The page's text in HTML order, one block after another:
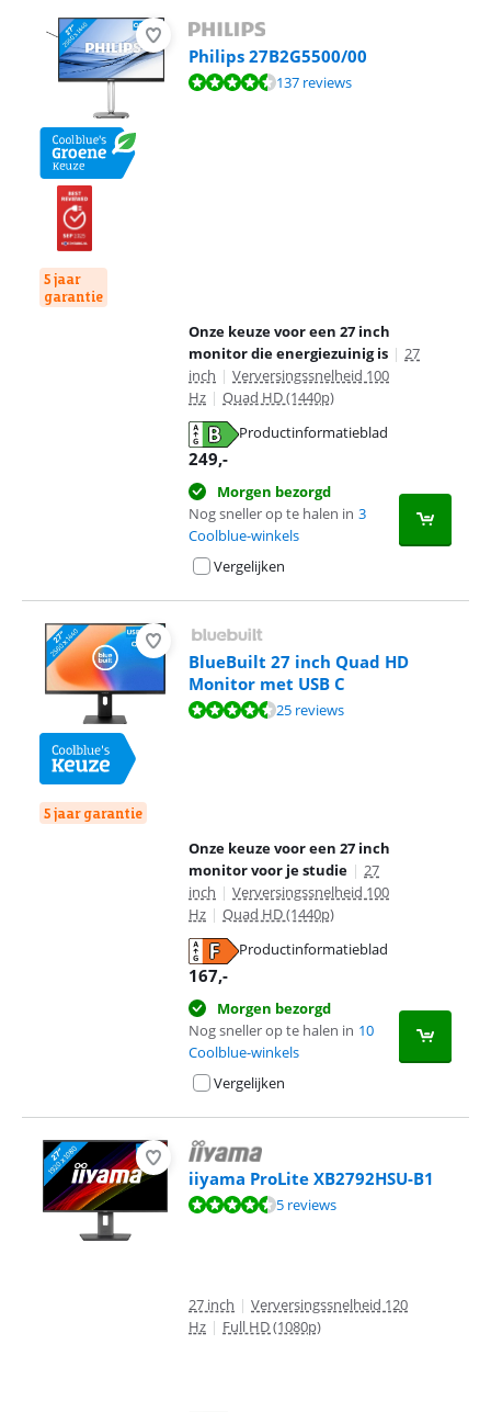
5 jaar
garantie
Philips 27B2G5500/00
Beoordeling is 8,9 van de 10, gebaseerd op 137 reviews.
137 reviews
Onze keuze voor een 27 inch
monitor die energiezuinig is | 27
inch | Verversingssnelheid 100
Hz | Quad HD (1440p)
Productinformatieblad
249,-
Morgen bezorgd
Nog sneller op te halen in 3
Coolblue-winkels
Vergelijken
5 jaar garantie
BlueBuilt 27 inch Quad HD
Monitor met USB C
Beoordeling is 8,7 van de 10, gebaseerd op 25 reviews.
25 reviews
Onze keuze voor een 27 inch
monitor voor je studie | 27
inch | Verversingssnelheid 100
Hz | Quad HD (1440p)
Productinformatieblad
167,-
Morgen bezorgd
Nog sneller op te halen in 10
Coolblue-winkels
Vergelijken
iiyama ProLite XB2792HSU-B1
Beoordeling is 9,0 van de 10, gebaseerd op 5 reviews.
5 reviews
27 inch | Verversingssnelheid 120
Hz | Full HD (1080p)